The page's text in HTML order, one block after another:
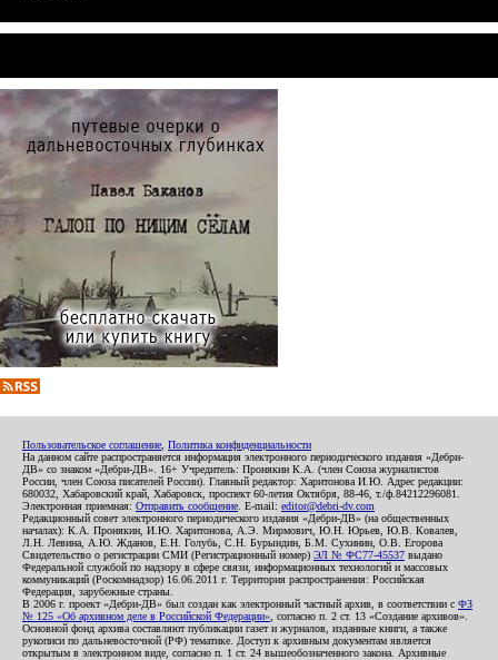
Пользовательское соглашение Политика конфиденциальности
На данном сайте распространяется информация электронного периодического издания «Дебри-
ДВ» со знаком «Дебри-ДВ». 16+ Учредитель: Пронякин К.А. (член Союза журналистов
России, член Союза писателей России). Главный редактор: Харитонова И.Ю. Адрес редакции:
680032, Хабаровский край, Хабаровск, проспект 60-летия Октября, 88-46, т./ф.84212296081.
Электронная приемная: Отправить сообщение . E-mail: editor@debri-dv.com
Редакционный совет электронного периодического издания «Дебри-ДВ» (на общественных
началах): К.А. Пронякин, И.Ю. Харитонова, А.Э. Мирмович, Ю.Н. Юрьев, Ю.В. Ковалев,
Л.Н. Левина, А.Ю. Жданов, Е.Н. Голубь, С.Н. Бурындин, Б.М. Сухинин, О.В. Егорова
Свидетельство о регистрации СМИ (Регистрационный номер) ЭЛ № ФС77-45537 выдано
Федеральной службой по надзору в сфере связи, информационных технологий и массовых
коммуникаций (Роскомнадзор) 16.06.2011 г. Территория распространения: Российская
Федерация, зарубежные страны.
В 2006 г. проект «Дебри-ДВ» был создан как электронный частный архив, в соответствии с ФЗ
№ 125 «Об архивном деле в Российской Федерации» , согласно п. 2 ст. 13 «Создание архивов».
Основной фонд архива составляют публикации газет и журналов, изданные книги, а также
рукописи по дальневосточной (РФ) тематике. Доступ к архивным документам является
открытым в электронном виде, согласно п. 1 ст. 24 вышеобозначенного закона. Архивные